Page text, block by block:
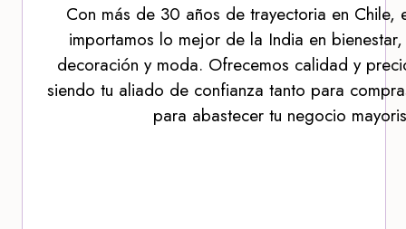
Con más de 30 años de trayectoria en Chile,
importamos lo mejor de la India en
decoración y moda. Ofrecemos calidad y
siendo tu aliado de confianza tanto para
para abastecer tu negocio